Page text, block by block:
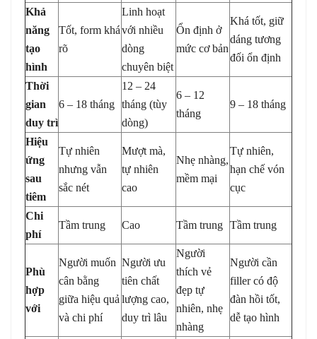
Khả
năng
tạo
hình
Tốt, form khá
rõ
Linh hoạt
với nhiều
dòng
chuyên biệt
Ổn định ở
mức cơ bản
Khá tốt, giữ
dáng tương
đối ổn định
Thời
gian
duy trì
6 – 18 tháng
12 – 24
tháng (tùy
dòng)
6 – 12
tháng
9 – 18 tháng
Hiệu
ứng
sau
tiêm
Tự nhiên
nhưng vẫn
sắc nét
Mượt mà,
tự nhiên
cao
Nhẹ nhàng,
mềm mại
Tự nhiên,
hạn chế vón
cục
Chi
phí
Tầm trung Cao Tầm trung Tầm trung
Phù
hợp
với
Người muốn
cân bằng
giữa hiệu quả
và chi phí
Người ưu
tiên chất
lượng cao,
duy trì lâu
Người
thích vẻ
đẹp tự
nhiên, nhẹ
nhàng
Người cần
filler có độ
đàn hồi tốt,
dễ tạo hình